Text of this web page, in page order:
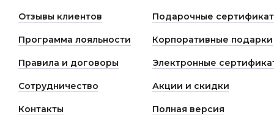
Отзывы клиентов Подарочные
Программа лояльности Корпоративные подарки
Правила и договоры Электронные
Сотрудничество Акции и скидки
Контакты Полная версия